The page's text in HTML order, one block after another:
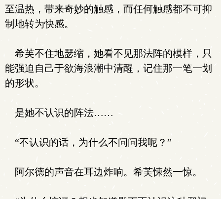
至温热，带来奇妙的触感，而任何触感都不可抑
制地转为快感。
希芙不住地瑟缩，她看不见那法阵的模样，只
能强迫自己于欲海浪潮中清醒，记住那一笔一划
的形状。
是她不认识的阵法……
“不认识的话，为什么不问问我呢？”
阿尔德的声音在耳边炸响。希芙悚然一惊。